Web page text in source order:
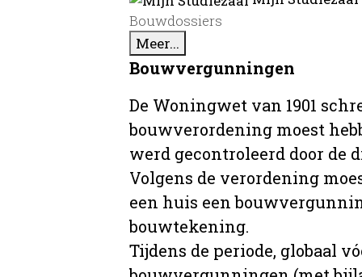
Bouwdossiers
Meer...
Bouwvergunningen
De Woningwet van 1901
bouwverordening moest
werd gecontroleerd door de
Volgens de verordening
een huis een
bouwtekening.
Tijdens de periode, globaal